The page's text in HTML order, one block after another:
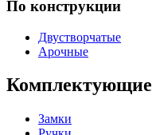
По конструкции
Двустворчатые
Арочные
Комплектующие
Замки